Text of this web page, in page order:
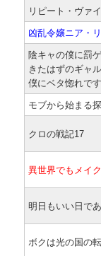
リピート・ヴァ
凶乱令嬢ニア・
陰キャの僕に罰
きたはずのギャ
僕にベタ惚れで
モブから始まる
クロの戦記17
異世界でもメイ
明日もいい日で
ボクは光の国の